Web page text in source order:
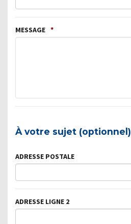
MESSAGE *
À votre sujet (optionnel)
ADRESSE POSTALE
ADRESSE LIGNE 2